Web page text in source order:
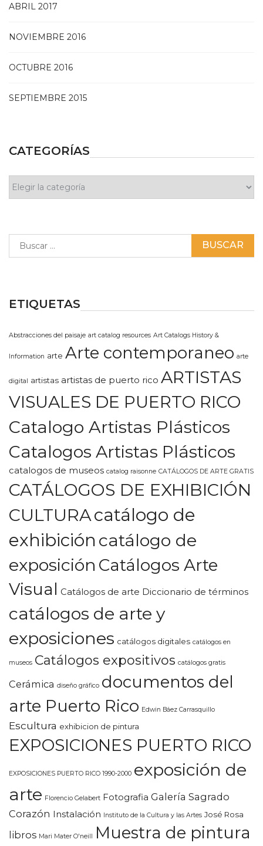
ABRIL 2017
NOVIEMBRE 2016
OCTUBRE 2016
SEPTIEMBRE 2015
CATEGORÍAS
ETIQUETAS
Abstracciones del paisaje art catalog resources Art Catalogs History &
Information arte Arte contemporaneo arte
digital artistas artistas de puerto rico ARTISTAS
VISUALES DE PUERTO RICO
Catalogo Artistas Plásticos
Catalogos Artistas Plásticos
catalogos de museos catalog raisonne CATÁLOGOS DE ARTE GRATIS
CATÁLOGOS DE EXHIBICIÓN
CULTURAcatálogo de
exhibición catálogo de
exposición Catálogos Arte
Visual Catálogos de arte Diccionario de términos
catálogos de arte y
exposiciones catálogos digitales catálogos en
museos Catálogos expositivos catálogos gratis
Cerámica diseño gráfico documentos del
arte Puerto Rico Edwin Báez Carrasquillo
Escultura exhibicion de pintura
EXPOSICIONES PUERTO RICO
EXPOSICIONES PUERTO RICO 1990-2000 exposición de
arte Florencio Gelabert Fotografia Galería Sagrado
Corazón Instalación Instituto de la Cultura y las Artes José Rosa
libros Mari Mater O'neill Muestra de pintura